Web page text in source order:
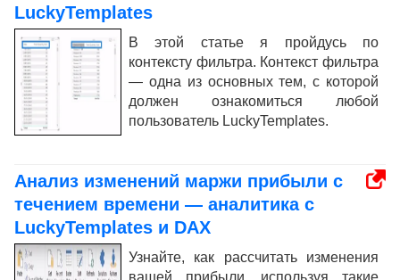
LuckyTemplates
В этой статье я пройдусь по
контексту фильтра. Контекст фильтра
— одна из основных тем, с которой
должен ознакомиться любой
пользователь LuckyTemplates.
Анализ изменений маржи прибыли с
течением времени — аналитика с
LuckyTemplates и DAX
Узнайте, как рассчитать изменения
вашей прибыли, используя такие